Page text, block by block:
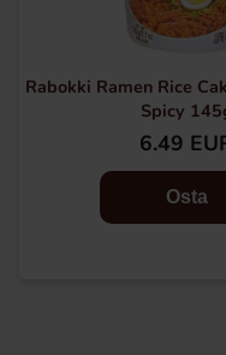
Rabokki Ramen Rice
Spicy
6.49
Osta